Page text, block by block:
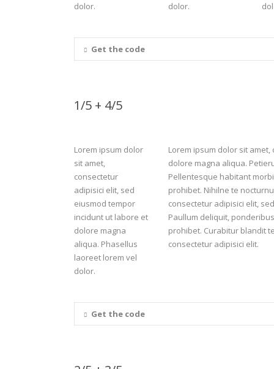
dolor. dolor.
Get the code
1/5 + 4/5
Lorem ipsum dolor
sit amet,
consectetur
adipisici elit, sed
eiusmod tempor
incidunt ut labore et
dolore magna
aliqua. Phasellus
laoreet lorem vel
dolor.
Lorem ipsum dolor sit
dolore magna aliqua.
Pellentesque habitant
prohibet. Nihilne te
consectetur adipisici elit,
Paullum deliquit,
prohibet. Curabitur blandit
consectetur adipisici elit.
Get the code